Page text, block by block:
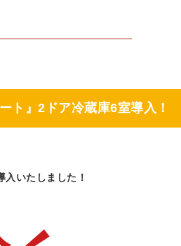
ト』2ドア冷蔵庫6室導入！
入いたしました！